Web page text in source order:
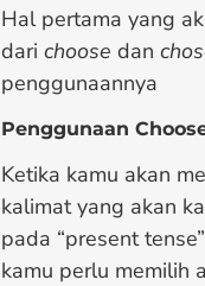
Hal pertama yang
dari choose dan
penggunaannya
Penggunaan
Ketika kamu akan
kalimat yang akan
pada “present
kamu perlu memilih